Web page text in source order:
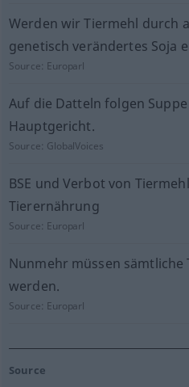
Werden wir Tiermehl durch
genetisch verändertes Soja
Source: Europarl
Auf die Datteln folgen
Hauptgericht.
Source: GlobalVoices
BSE und Verbot von
Tierernährung
Source: Europarl
Nunmehr müssen
werden.
Source: Europarl
Source